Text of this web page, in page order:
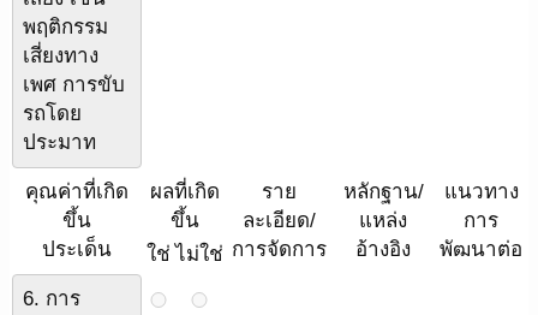
พฤติกรรม
เสี่ยงทาง
เพศ การขับ
รถโดย
ประมาท
คุณค่าที่เกิด
ขึ้น
ประเด็น
ผลที่เกิด
ขึ้น
ราย
ละเอียด/
การจัดการ
หลักฐาน/
แหล่ง
อ้างอิง
แนวทาง
การ
พัฒนาต่อ
ใช่ ไม่ใช่
6. การ